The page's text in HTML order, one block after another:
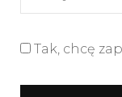
Tak, chcę